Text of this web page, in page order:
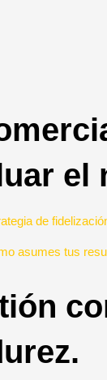
el
de
asumes tus